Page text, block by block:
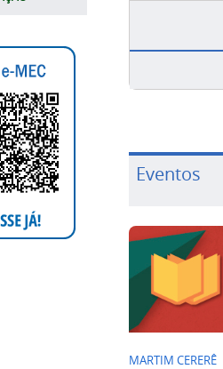
Eventos
MARTIM CERERÊ